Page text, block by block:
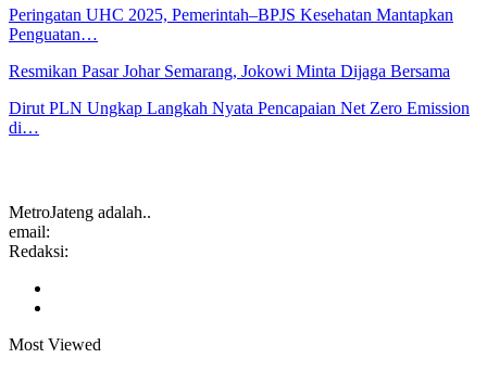
Peringatan UHC 2025, Pemerintah–BPJS Kesehatan Mantapkan
Penguatan…
Resmikan Pasar Johar Semarang, Jokowi Minta Dijaga Bersama
Dirut PLN Ungkap Langkah Nyata Pencapaian Net Zero Emission
di…
MetroJateng adalah..
email:
Redaksi:
Most Viewed